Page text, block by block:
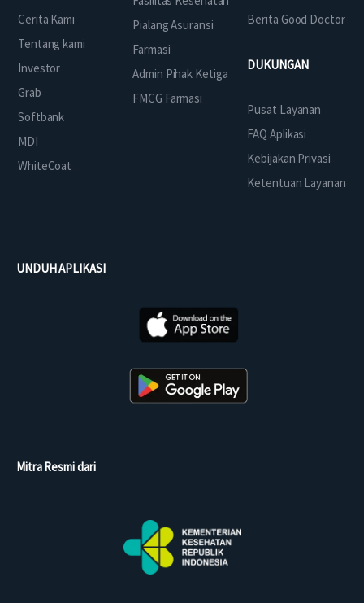
Cerita Kami
Tentang kami
Investor
Grab
Softbank
MDI
WhiteCoat
Pialang Asuransi
Farmasi
Admin Pihak Ketiga
FMCG Farmasi
Berita Good Doctor
DUKUNGAN
Pusat Layanan
FAQ Aplikasi
Kebijakan Privasi
Ketentuan Layanan
UNDUH APLIKASI
Mitra Resmi dari